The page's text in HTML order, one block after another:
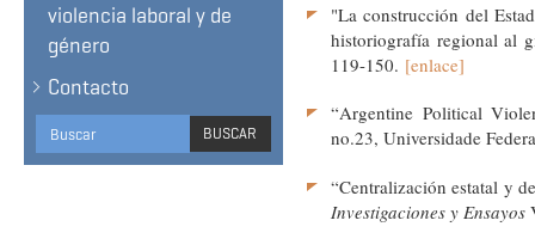
violencia laboral y de
género
Contacto
Search
form
BUSCAR
BUSCAR
"La construcción del
historiografía regional al
119-150. [enlace]
“Argentine Political
no.23, Universidade
“Centralización estatal y
Investigaciones y Ensayos